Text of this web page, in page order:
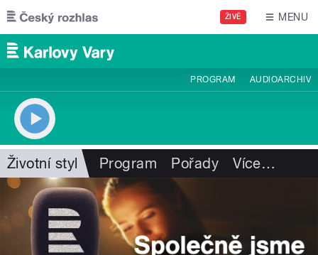
Přejít k hlavnímu obsahu
ŽIVĚ MENU
PROGRAM AUDIOARCHIV
Životní styl Program Pořady Více…